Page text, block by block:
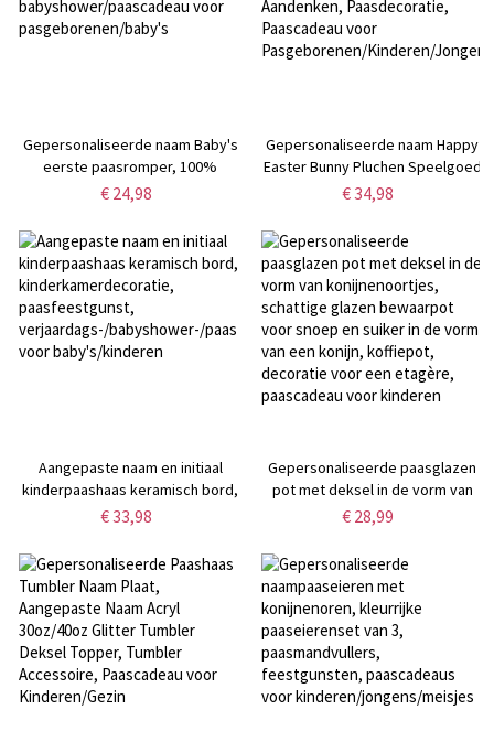
Gepersonaliseerde naam Baby's
eerste paasromper, 100%
katoenen babyrompertje met
babyshower/paascadeau voor
pasgeborenen/baby's
€ 24,98
Gepersonaliseerde naam Happy
Easter Bunny Pluchen Speelgoed
voor Kinderen, Zacht Konijn
Paasdecoratie, Paascadeau voor
Pasgeborenen/Kinderen/
€ 34,98
Aangepaste naam en initiaal
kinderpaashaas keramisch bord,
kinderkamerdecoratie,
verjaardags-/babyshower-/paascadeau
voor baby's/kinderen
€ 33,98
Gepersonaliseerde paasglazen
pot met deksel in de vorm van
konijnenoortjes, schattige glazen
in de vorm van een konijn,
koffiepot, decoratie voor een
etagère, paascadeau voor
kinderen
€ 28,99